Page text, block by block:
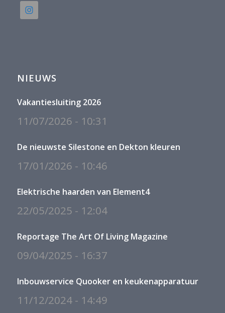
NIEUWS
Vakantiesluiting 2026
11/07/2026 - 10:31
De nieuwste Silestone en Dekton kleuren
17/01/2026 - 10:46
Elektrische haarden van Element4
22/05/2025 - 12:04
Reportage The Art Of Living Magazine
09/04/2025 - 16:37
Inbouwservice Quooker en keukenapparatuur
11/12/2024 - 14:49